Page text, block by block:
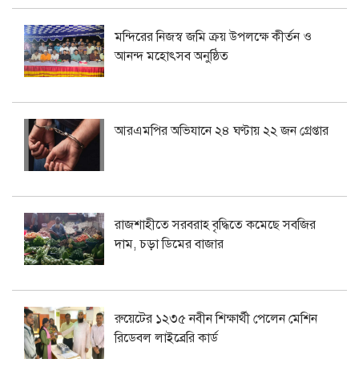
মন্দিরের নিজস্ব জমি ক্রয় উপলক্ষে কীর্তন ও
আনন্দ মহোৎসব অনুষ্ঠিত
আরএমপির অভিযানে ২৪ ঘণ্টায় ২২ জন গ্রেপ্তার
রাজশাহীতে সরবরাহ বৃদ্ধিতে কমেছে সবজির
দাম, চড়া ডিমের বাজার
রুয়েটের ১২৩৫ নবীন শিক্ষার্থী পেলেন মেশিন
রিডেবল লাইব্রেরি কার্ড